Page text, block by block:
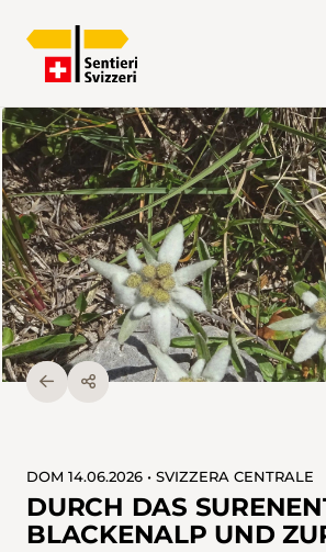
DOM 14.06.2026 • SVIZZERA CENTRALE
DURCH DAS
BLACKENALP UND